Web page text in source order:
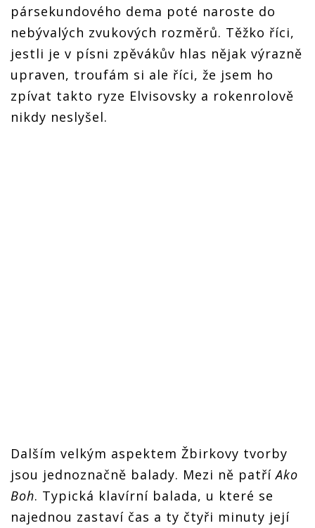
pársekundového dema poté naroste do
nebývalých zvukových rozměrů. Těžko říci,
jestli je v písni zpěvákův hlas nějak výrazně
upraven, troufám si ale říci, že jsem ho
zpívat takto ryze Elvisovsky a rokenrolově
nikdy neslyšel.
Dalším velkým aspektem Žbirkovy tvorby
jsou jednoznačně balady. Mezi ně patříAko
Boh. Typická klavírní balada, u které se
najednou zastaví čas a ty čtyři minuty její